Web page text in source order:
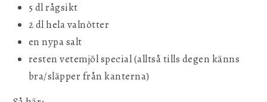
5 dl rågsikt
2 dl hela valnötter
en nypa salt
resten vetemjöl special (alltså tills degen känns
bra/släpper från kanterna)